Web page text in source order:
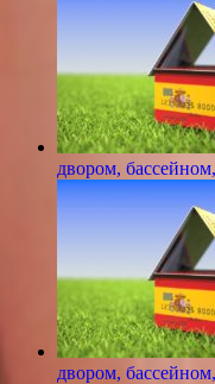
двором,
двором,